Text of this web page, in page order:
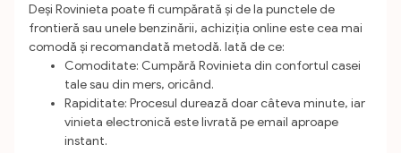
Deși Rovinieta poate fi cumpărată și de la punctele de
frontieră sau unele benzinării, achiziția online este cea mai
comodă și recomandată metodă. Iată de ce:
Comoditate: Cumpără Rovinieta din confortul casei
tale sau din mers, oricând.
Rapiditate: Procesul durează doar câteva minute, iar
vinieta electronică este livrată pe email aproape
instant.